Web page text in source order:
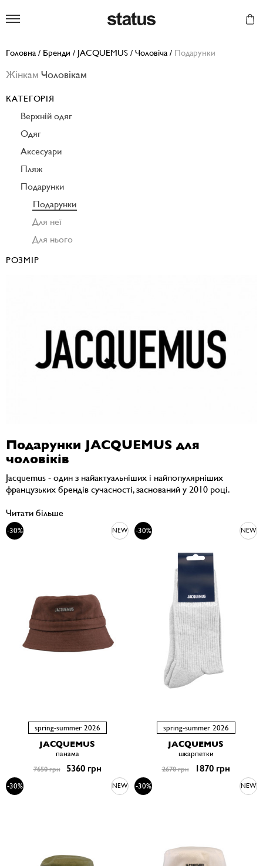
Головна / Бренди / JACQUEMUS / Чоловіча / Подарунки
Подарунки JACQUEMUS для
чоловіків
Jacquemus - один з найактуальніших і найпопулярніших
французьких брендів сучасності, заснований у 2010 році.
Читати більше
-30% NEW
spring-summer 2026
JACQUEMUS
панама
7650 грн 5360 грн
-30% NEW
spring-summer 2026
JACQUEMUS
шкарпетки
2670 грн 1870 грн
-30% NEW -30% NEW
Жінкам Чоловікам
КАТЕГОРІЯ
Верхній одяг
Одяг
Аксесуари
Пляж
Подарунки
Подарунки
Для неї
Для нього
РОЗМІР